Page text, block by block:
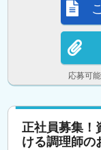
応募可
正社員募集！
ける調理師の